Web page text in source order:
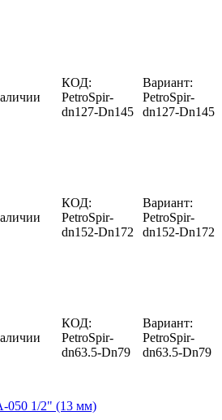
КОД:
PetroSpir-
dn127-Dn145
Вариант:
PetroSpir-
dn127-Dn145
КОД:
PetroSpir-
dn152-Dn172
Вариант:
PetroSpir-
dn152-Dn172
КОД:
PetroSpir-
dn63.5-Dn79
Вариант:
PetroSpir-
dn63.5-Dn79
050 1/2" (13 мм)